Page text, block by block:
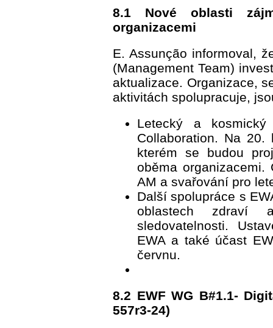
8.1 Nové oblasti
organizacemi
E. Assunção informoval,
(Management Team)
aktualizace. Organizace,
aktivitách spolupracuje,
Letecký a
Collaboration. Na
kterém se budou
oběma
AM a svařování pro
Další spolupráce s
oblastech zdraví
sledovatelnosti.
EWA a také účast
červnu.
8.2 EWF WG B#1.1-
557r3-24)